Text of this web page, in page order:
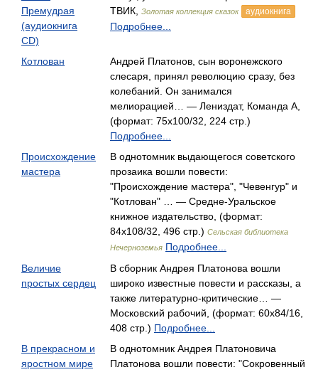
Премудрая
(аудиокнига
CD)
ТВИК,
Золотая коллекция сказок аудиокнига
Подробнее...
Котлован
Андрей Платонов, сын воронежского
слесаря, принял революцию сразу, без
колебаний. Он занимался
мелиорацией… — Лениздат, Команда А,
(формат: 75x100/32, 224 стр.)
Подробнее...
Происхождение
мастера
В однотомник выдающегося советского
прозаика вошли повести:
"Происхождение мастера", "Чевенгур" и
"Котлован" … — Средне-Уральское
книжное издательство, (формат:
84x108/32, 496 стр.) Сельская библиотека
Нечерноземья Подробнее...
Величие
простых сердец
В сборник Андрея Платонова вошли
широко известные повести и рассказы, а
также литературно-критические… —
Московский рабочий, (формат: 60x84/16,
408 стр.) Подробнее...
В прекрасном и
яростном мире
В однотомник Андрея Платоновича
Платонова вошли повести: "Сокровенный